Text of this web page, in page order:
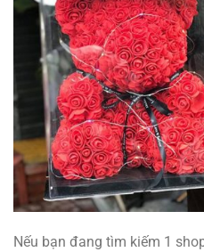
Nếu bạn đang tìm kiếm 1